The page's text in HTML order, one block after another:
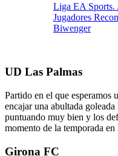
Liga EA Sports.
Jugadores
Biwenger
UD Las Palmas
Partido en el que esperamos
encajar una abultada
puntuando muy bien y los
momento de la temporada
Girona FC